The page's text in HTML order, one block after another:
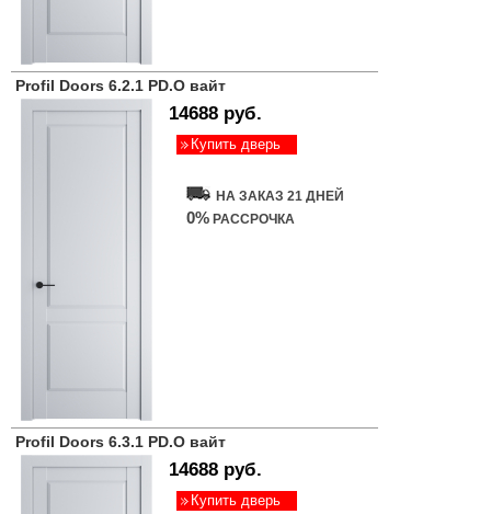
Profil Doors 6.2.1 PD.O вайт
14688 руб.
Купить дверь
НА ЗАКАЗ 21 ДНЕЙ
0% РАССРОЧКА
Profil Doors 6.3.1 PD.O вайт
14688 руб.
Купить дверь